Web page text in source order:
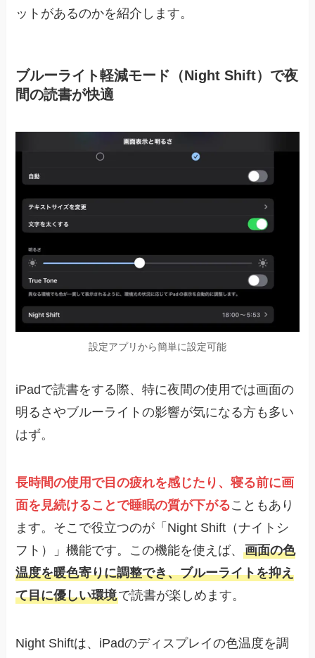
ットがあるのかを紹介します。
ブルーライト軽減モード（Night Shift）で夜
間の読書が快適
設定アプリから簡単に設定可能
iPadで読書をする際、特に夜間の使用では画面の
明るさやブルーライトの影響が気になる方も多い
はず。
長時間の使用で目の疲れを感じたり、寝る前に画
面を見続けることで睡眠の質が下がることもあり
ます。そこで役立つのが「Night Shift（ナイトシ
フト）」機能です。この機能を使えば、画面の色
温度を暖色寄りに調整でき、ブルーライトを抑え
て目に優しい環境で読書が楽しめます。
Night Shiftは、iPadのディスプレイの色温度を調